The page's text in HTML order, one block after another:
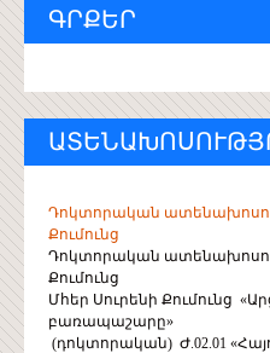
ԳՐՔԵՐ
Դոկտորական
Քումունց
Դոկտորական
Քումունց
Մհեր Սուրենի Քումունց
բառապաշարը»
(դոկտորական) Ժ.02.01